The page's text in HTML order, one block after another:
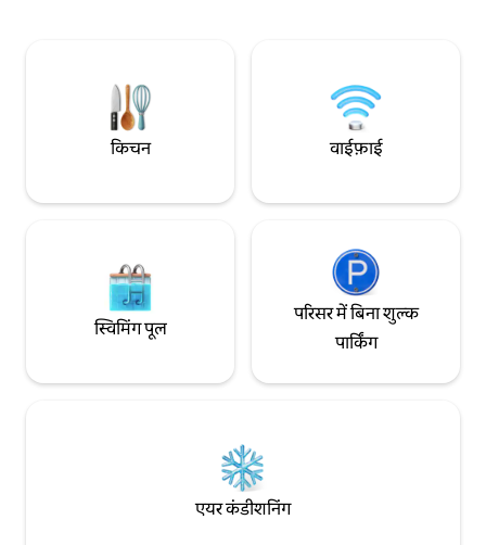
किचन वाईफ़ाई
स्विमिंग पूल
परिसर में बिना शुल्क
पार्किंग
एयर कंडीशनिंग